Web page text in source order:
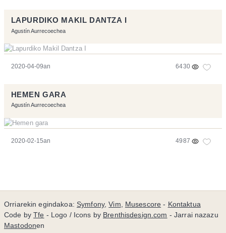
LAPURDIKO MAKIL DANTZA I
Agustín Aurrecoechea
2020-04-09an 6430
HEMEN GARA
Agustín Aurrecoechea
2020-02-15an 4987
Orriarekin egindakoa: Symfony,Vim, Musescore - Kontaktua
Code byTfe - Logo / Icons by Brenthisdesign.com - Jarrai nazazu
Mastodonen